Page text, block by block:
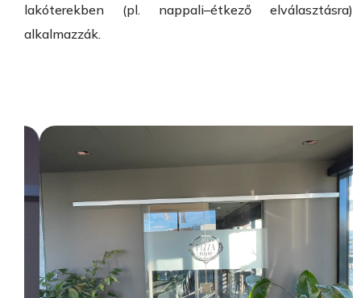
lakóterekben (pl. nappali–étkező elválasztásra)
alkalmazzák.